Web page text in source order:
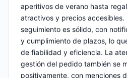
aperitivos de verano hasta
atractivos y precios
seguimiento es sólido, con
y cumplimiento de plazos, lo
de fiabilidad y eficiencia. La
gestión del pedido también se
positivamente, con menciones